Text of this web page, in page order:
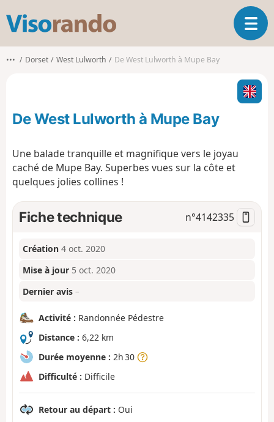
s
o
o
O
u
i
r
l
t
••• Dorset West Lulworth De West Lulworth à Mupe Bay
De West Lulworth à Mupe Bay
Une balade tranquille et magnifique vers le joyau
caché de Mupe Bay. Superbes vues sur la côte et
quelques jolies collines !
Fiche technique n°4142335
Création 4 oct. 2020
Mise à jour 5 oct. 2020
Dernier avis –
Activité : Randonnée Pédestre
Distance : 6,22 km
Durée moyenne : 2h 30
Difficulté : Difficile
Retour au départ : Oui